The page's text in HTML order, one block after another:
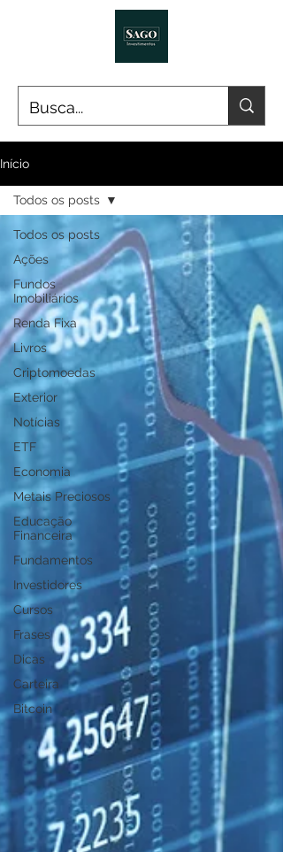
Início
Todos os posts
Ações
Fundos
Imobiliários
Renda Fixa
Livros
Criptomoedas
Exterior
Notícias
ETF
Economia
Metais Preciosos
Educação
Financeira
Fundamentos
Investidores
Cursos
Frases
Dicas
Carteira
Bitcoin
Todos os posts